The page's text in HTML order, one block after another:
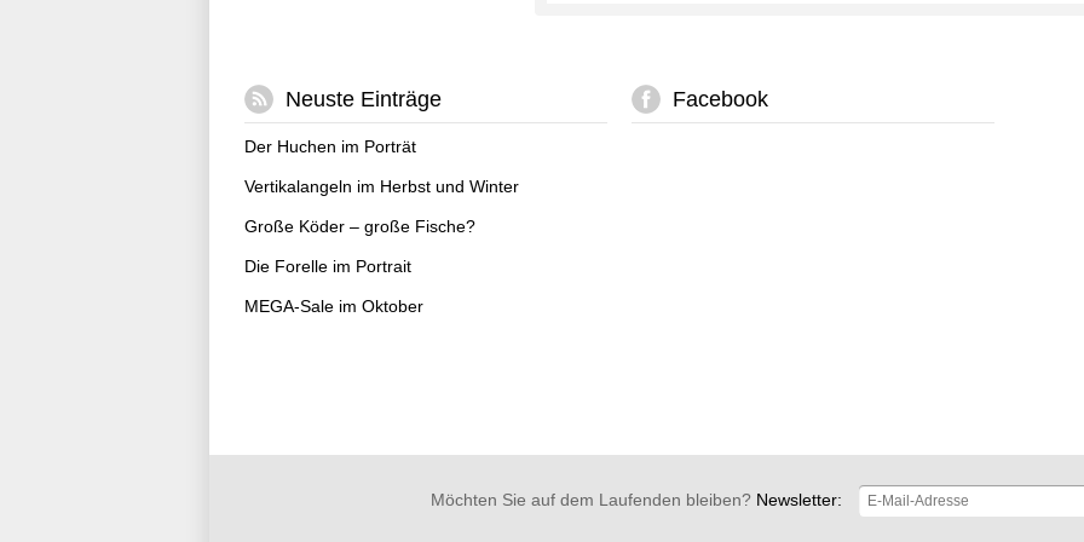
Neuste Einträge
Der Huchen im Porträt
Vertikalangeln im Herbst und Winter
Große Köder – große Fische?
Die Forelle im Portrait
MEGA-Sale im Oktober
Facebook
Möchten Sie auf dem Laufenden bleiben?Newsletter: